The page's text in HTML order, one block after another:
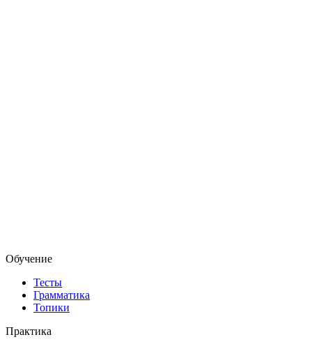
Обучение
Тесты
Грамматика
Топики
Практика